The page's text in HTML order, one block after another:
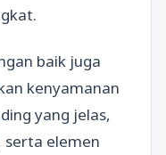
baik juga
kenyamanan
yang jelas,
serta elemen